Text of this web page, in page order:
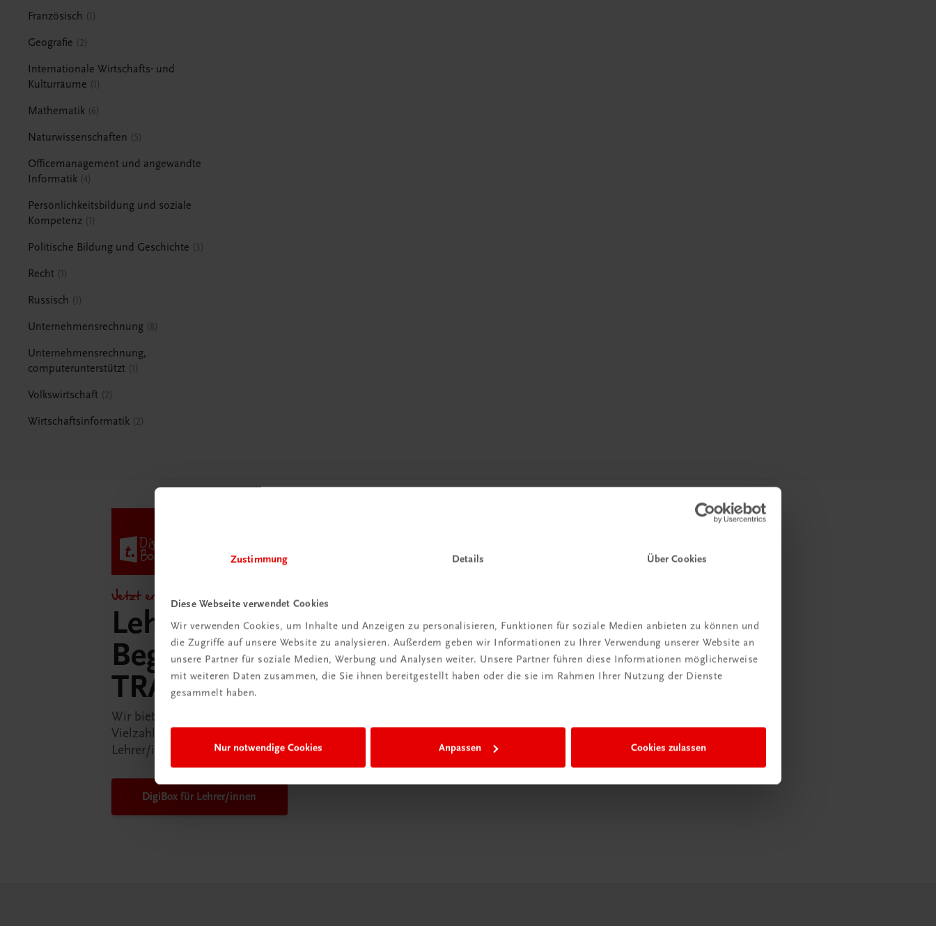
Zustimmung Details Über Cookies
Diese Webseite verwendet Cookies
Wir verwenden Cookies, um Inhalte und Anzeigen zu personalisieren, Funktionen für soziale Medien anbieten zu können und
die Zugriffe auf unsere Website zu analysieren. Außerdem geben wir Informationen zu Ihrer Verwendung unserer Website an
unsere Partner für soziale Medien, Werbung und Analysen weiter. Unsere Partner führen diese Informationen möglicherweise
mit weiteren Daten zusammen, die Sie ihnen bereitgestellt haben oder die sie im Rahmen Ihrer Nutzung der Dienste
gesammelt haben.
Nur notwendige Cookies Anpassen Cookies zulassen
Französisch 1
Geografie 2
Internationale Wirtschafts- und
Kulturräume
1
Mathematik 6
Naturwissenschaften 5
Officemanagement und angewandte
Informatik 4
Persönlichkeitsbildung und soziale
Kompetenz 1
Politische Bildung und Geschichte 3
Recht 1
Russisch 1
Unternehmensrechnung 8
Unternehmensrechnung,
computerunterstützt 1
Volkswirtschaft 2
Wirtschaftsinformatik 2
Jetzt entdecken!
Lehrer/innen-
Begleitpakete in der
TRAUNER-DigiBox
Wir bieten Ihnen in der TRAUNER-DigiBox eine
Vielzahl an Services an, die Ihr Leben als
Lehrer/in ein Stück einfacher machen.
DigiBox für Lehrer/innen